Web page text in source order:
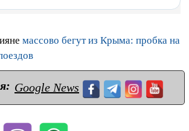
массово бегут из Крыма: пробка на
Google News